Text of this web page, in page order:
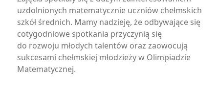
uzdolnionych matematycznie uczniów chełmskich
szkół średnich. Mamy nadzieję, że odbywające się
cotygodniowe spotkania przyczynią się
do rozwoju młodych talentów oraz zaowocują
sukcesami chełmskiej młodzieży w Olimpiadzie
Matematycznej.